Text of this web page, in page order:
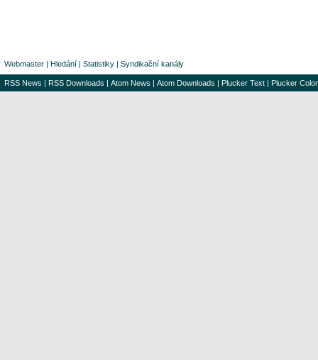
Webmaster | Hledání | Statistiky | Syndikační kanály
RSS News | RSS Downloads | Atom News | Atom Downloads | Plucker Text | Plucker Color